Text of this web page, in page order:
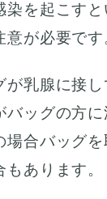
染を起こす
が必要です
が乳腺に接
バッグの方
場合バッグ
あります。